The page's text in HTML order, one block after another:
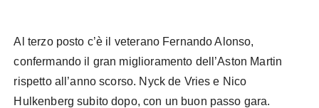
Al terzo posto c’è il veterano Fernando Alonso,
confermando il gran miglioramento dell’Aston Martin
rispetto all’anno scorso. Nyck de Vries e Nico
Hulkenberg subito dopo, con un buon passo gara.